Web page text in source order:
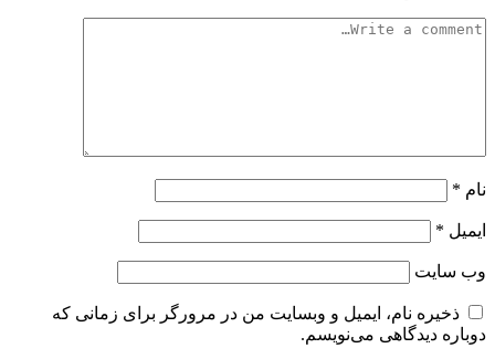
نام *
ایمیل *
وب‌ سایت
ذخیره نام، ایمیل و وبسایت من در مرورگر برای زمانی که
دوباره دیدگاهی می‌نویسم.